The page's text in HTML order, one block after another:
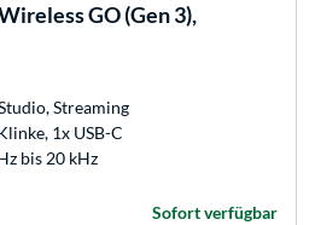
GO (Gen 3),
Streaming
1x USB-C
bis 20 kHz
Sofort verfügbar